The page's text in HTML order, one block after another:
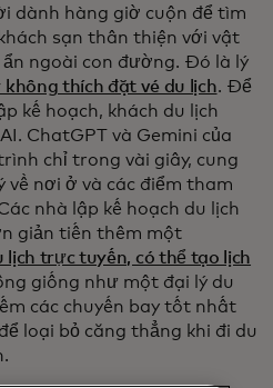
dành hàng giờ cuộn để tìm
sạn thân thiện với vật
ngoài con đường. Đó là lý
thích đặt vé du lịch. Để
kế hoạch, khách du lịch
ChatGPT và Gemini của
chỉ trong vài giây, cung
về nơi ở và các điểm tham
nhà lập kế hoạch du lịch
giản tiến thêm một
lịch trực tuyến, có thể tạo lịch
giống như một đại lý du
các chuyến bay tốt nhất
loại bỏ căng thẳng khi đi du